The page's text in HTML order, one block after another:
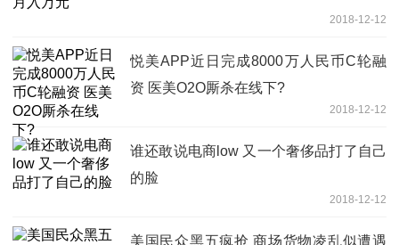
2018-12-12
悦美APP近日完成8000万人民币C轮融
资 医美O2O厮杀在线下?
2018-12-12
谁还敢说电商low 又一个奢侈品打了自己
的脸
2018-12-12
美国民众黑五疯抢 商场货物凌乱似遭遇